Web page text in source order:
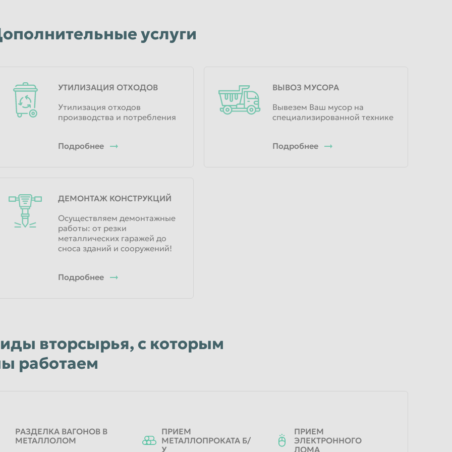
услуги
УТИЛИЗАЦИЯ ОТХОДОВ
Утилизация отходов
производства и потребления
Подробнее
ВЫВОЗ МУСОРА
Вывезем Ваш мусор на
специализированной технике
Подробнее
ДЕМОНТАЖ КОНСТРУКЦИЙ
Осуществляем демонтажные
работы: от резки
металлических гаражей до
сноса зданий и сооружений!
Подробнее
вторсырья, с которым
работаем
РАЗДЕЛКА ВАГОНОВ В
МЕТАЛЛОЛОМ
ПРИЕМ
МЕТАЛЛОПРОКАТА Б/
У
ПРИЕМ
ЭЛЕКТРОННОГО
ЛОМА